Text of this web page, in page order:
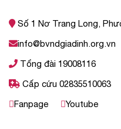
Số 1 Nơ Trang Long,
info@bvndgiadinh.org.vn
Tổng đài 19008116
Cấp cứu 02835510063
Fanpage
Youtube